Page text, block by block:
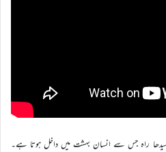
راہ جس سے انسان بہشت میں داخل ہوتا ہے۔